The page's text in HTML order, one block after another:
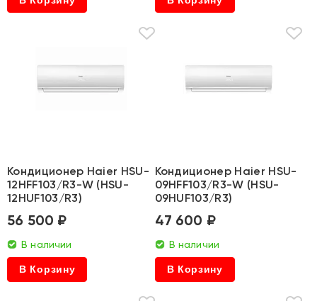
Кондиционер Haier HSU-
12HFF103/R3-W (HSU-
12HUF103/R3)
56 500 ₽
В наличии
В Корзину
Кондиционер Haier HSU-
09HFF103/R3-W (HSU-
09HUF103/R3)
47 600 ₽
В наличии
В Корзину